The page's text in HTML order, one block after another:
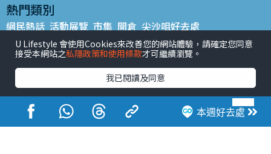
本週好去處
熱門類別
網民熱話 活動展覽 市集 開倉 尖沙咀好去處
銅鑼灣好去處 元朗好去處 荃灣好去處 旺角好去處 社會
餐廳情報 戶外郊遊
熱門標籤
#UGO搵好去處 #人氣活動推介 #美食社群熱話
#親子玩樂好去處
#ULifestyle應用程式
#限時搶
#UJetso禮物放送
#ULifestyle商戶中心 #著數
U Lifestyle 會使用Cookies來改善您的網站體驗，請確定您同意
接受本網站之私隱政策和使用條款才可繼續瀏覽。
我已閱讀及同意